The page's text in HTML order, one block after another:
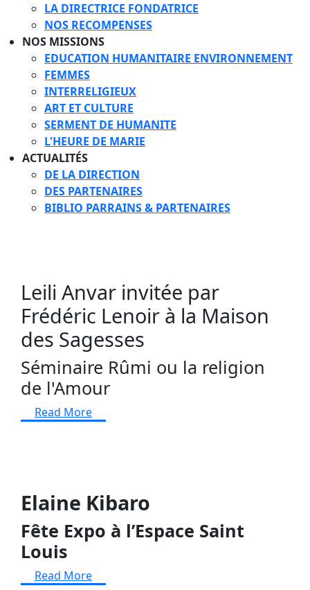
LA DIRECTRICE FONDATRICE
NOS RECOMPENSES
NOS MISSIONS
EDUCATION HUMANITAIRE ENVIRONNEMENT
FEMMES
INTERRELIGIEUX
ART ET CULTURE
SERMENT DE HUMANITE
L'HEURE DE MARIE
ACTUALITÉS
DE LA DIRECTION
DES PARTENAIRES
BIBLIO PARRAINS & PARTENAIRES
Leili Anvar invitée par
Frédéric Lenoir à la Maison
des Sagesses
Séminaire Rûmi ou la religion
de l'Amour
Read More
Elaine Kibaro
Fête Expo à l’Espace Saint
Louis
Read More